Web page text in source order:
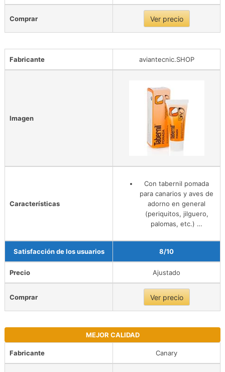
Comprar Ver precio
Fabricante aviantecnic.SHOP
Imagen
Características
Con tabernil pomada
para canarios y aves de
adorno en general
(periquitos, jilguero,
palomas, etc.) …
Satisfacción de los usuarios 8/10
Precio Ajustado
Comprar Ver precio
MEJOR CALIDAD
Fabricante Canary